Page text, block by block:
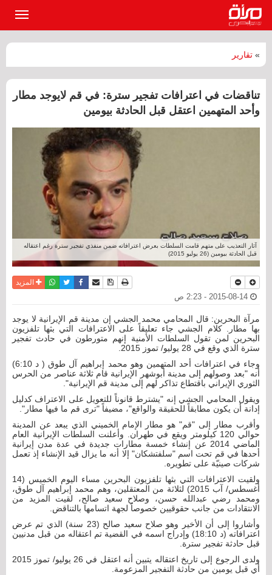
» تقارير
تناقضات في اعترافات تفجير سترة: في قم لايوجد مطار
وأحد المتهمين اعتقل قبل الحادثة بيومين
آثار التعذيب على متهم قامت السلطات بعرض اعترافاته ضمن منفذي تفجير سترة رغم اعتقاله
قبل الحادثة بيومين (26 يوليو 2015)
نسخة للطباعة
حفظ الموضوع
أرسل الى صديق
فيسبوكتويترواتسابالمزيد
مرآة البحرين: قال المحامي محمد الجشي إن مدينة قم الإيرانية لا يوجد
بها مطار. كلام الجشي جاء تعليقاً على الاعترافات التي بثها تلفزيون
البحرين لمن تقول السلطات الأمنية إنهم متورطون في حادث تفجير
سترة الذي وقع في 28 يوليو/ تموز 2015.
وجاء في اعترافات أحد المتهمين وهو محمد إبراهيم آل طوق ( د 6:10)
أنه "بعد وصولهم إلى مدينة أبوشهر الإيرانية قام ثلاثة عناصر من الحرس
الثوري الإيراني باقتطاع تذاكر لهم إلى مدينة قم الإيرانية".
ويقول المحامي الجشي إنه "يشترط قانوناً للتعويل على الاعتراف كدليل
إدانة أن يكون مطابقاً للحقيقة والواقع"، مضيفاً "ترى قم ما فيها مطار".
وأقرب مطار إلى "قم" هو مطار الإمام الخميني الذي يبعد عن المدينة
حوالي 120 كيلومتر ويقع في طهران. وأعلنت السلطات الإيرانية العام
الماضي 2014 عن إنشاء خمسة مطارات جديدة في عدة مدن إيرانية
أحدها في قم تحت اسم "سلفتشكان" إلا أنه ما يزال قيد الإنشاء إذ تعمل
شركات صينيّة على تطويره.
ولقيت الاعترافات التي بثها تلفزيون البحرين مساء اليوم الخميس (14
أغسطس/ آب 2015) لثلاثة من المعتقلين، وهم محمد إبراهيم آل طوق،
ومحمد رضي عبدالله حسن، وصلاح سعيد صالح، لقيت المزيد من
الانتقادات من جانب حقوقيين خصوصاً لجهة اتسامها بالتناقض.
وأشاروا إلى أن الأخير وهو صلاح سعيد صالح (23 سنة) الذي تم عرض
اعترافاته (د 18:10) وإدراج اسمه في القضية تم اعتقاله من قبل مدنيين
قبل حادثة تفجير سترة.
ولدى الرجوع إلى تاريخ اعتقاله يتبين أنه اعتقل في 26 يوليو/ تموز 2015
أي قبل يومين من حادثة التفجير المزعومة.